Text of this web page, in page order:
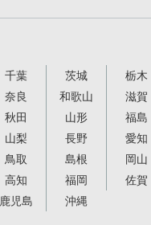
千葉 茨城 栃木
奈良 和歌山 滋賀
秋田 山形 福島
山梨 長野 愛知
鳥取 島根 岡山
高知 福岡 佐賀
鹿児島 沖縄